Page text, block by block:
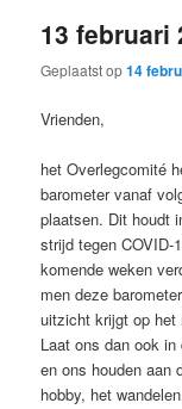
13 februari
Geplaatst op14
Vrienden,
het Overlegcomité
barometer vanaf
plaatsen. Dit houdt
strijd tegen COVID-
komende weken
men deze
uitzicht krijgt op het
Laat ons dan ook
en ons houden aan
hobby, het